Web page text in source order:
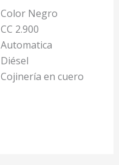
Color Negro
CC 2.900
Automatica
Diésel
Cojinería en cuero